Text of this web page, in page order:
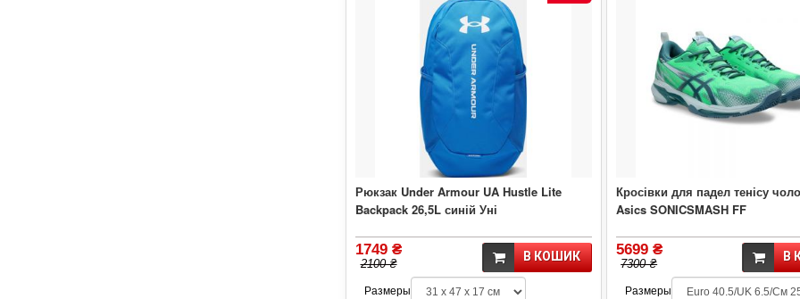
Рюкзак Under Armour UA Hustle Lite
Backpack 26,5L синій Уні
1749 ₴
2100 ₴
В КОШИК
Размеры
Кросівки для падел тенісу
Asics SONICSMASH FF
5699 ₴
7300 ₴
В
Размеры